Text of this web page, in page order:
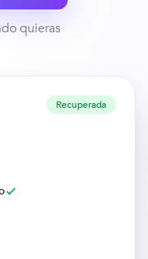
quieras
Recuperada